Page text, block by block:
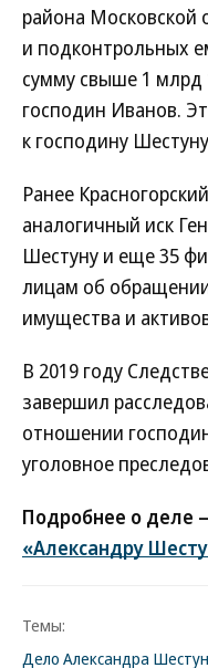
района Московской
и подконтрольных
сумму свыше 1
господин Иванов.
к господину
Ранее
аналогичный иск
Шестуну и еще 35
лицам об
имущества и
В 2019 году
завершил
отношении
уголовное
Подробнее о деле
«Александру
Темы:
Дело Александра